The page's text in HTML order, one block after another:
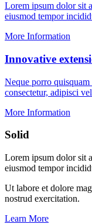
Lorem ipsum dolor sit
eiusmod tempor
More Information
Innovative
Neque porro
consectetur, adipisci
More Information
Solid
Lorem ipsum dolor sit
eiusmod tempor
Ut labore et dolore
nostrud exercitation.
Learn More